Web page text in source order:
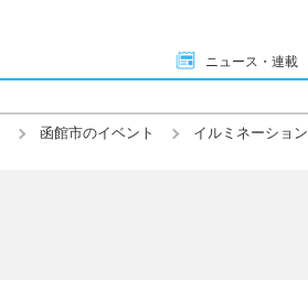
ニュース・連載
函館市のイベント イルミネーション